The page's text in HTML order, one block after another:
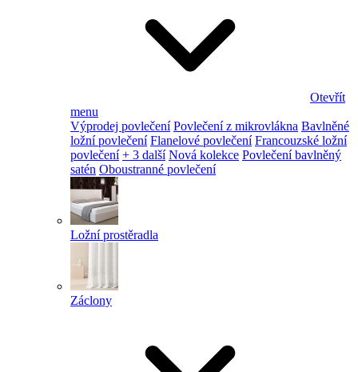
Otevřít
menu
Výprodej povlečení Povlečení z mikrovlákna Bavlněné
ložní povlečení Flanelové povlečení Francouzské ložní
povlečení + 3 další Nová kolekce Povlečení bavlněný
satén Oboustranné povlečení
Ložní prostěradla
Záclony